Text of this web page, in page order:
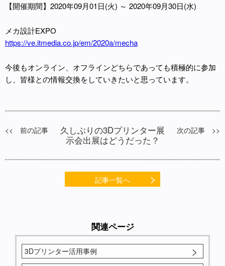
【開催期間】2020年09月01日(火) ～ 2020年09月30日(水)
メカ設計EXPO
https://ve.itmedia.co.jp/em/2020a/mecha
今後もオンライン、オフラインどちらであっても積極的に参加
し、皆様との情報交換をしていきたいと思っています。
<< 前の記事
久しぶりの3Dプリンター展
示会出展はどうだった？
次の記事 >>
記事一覧へ
関連ページ
3Dプリンター活用事例